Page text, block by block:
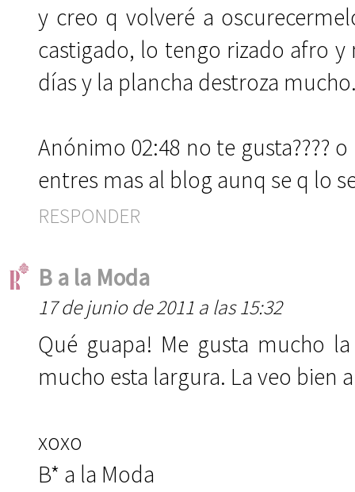
y creo q volveré a
castigado, lo tengo rizado afro
días y la plancha destroza
Anónimo 02:48 no te gusta????
entres mas al blog aunq se q lo
RESPONDER
B a la Moda
17 de junio de 2011 a las 15:32
Qué guapa! Me gusta mucho
mucho esta largura. La veo bien
xoxo
B* a la Moda